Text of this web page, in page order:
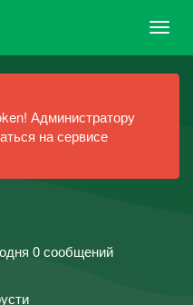
Администратору
на сервисе
0 сообщений